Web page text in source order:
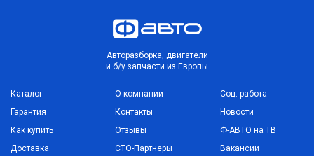
Авторазборка, двигатели
и б/у запчасти из Европы
Каталог
Гарантия
Как купить
Доставка
О компании
Контакты
Отзывы
СТО-Партнеры
Соц. работа
Новости
Ф-АВТО на ТВ
Вакансии